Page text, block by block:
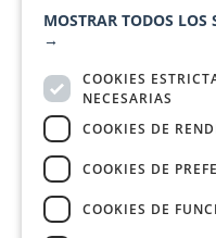
MOSTRAR TODOS LOS
→
COOKIES
NECESARIAS
COOKIES DE
COOKIES DE
COOKIES DE